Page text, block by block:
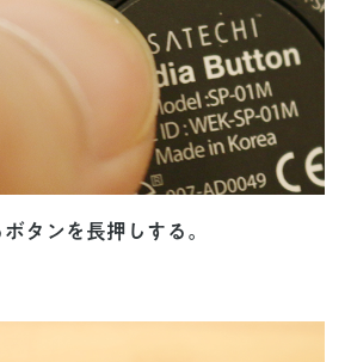
タンを長押しする。